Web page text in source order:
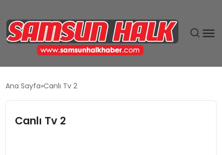
Ana Sayfa Canlı Tv 2
Canlı Tv 2